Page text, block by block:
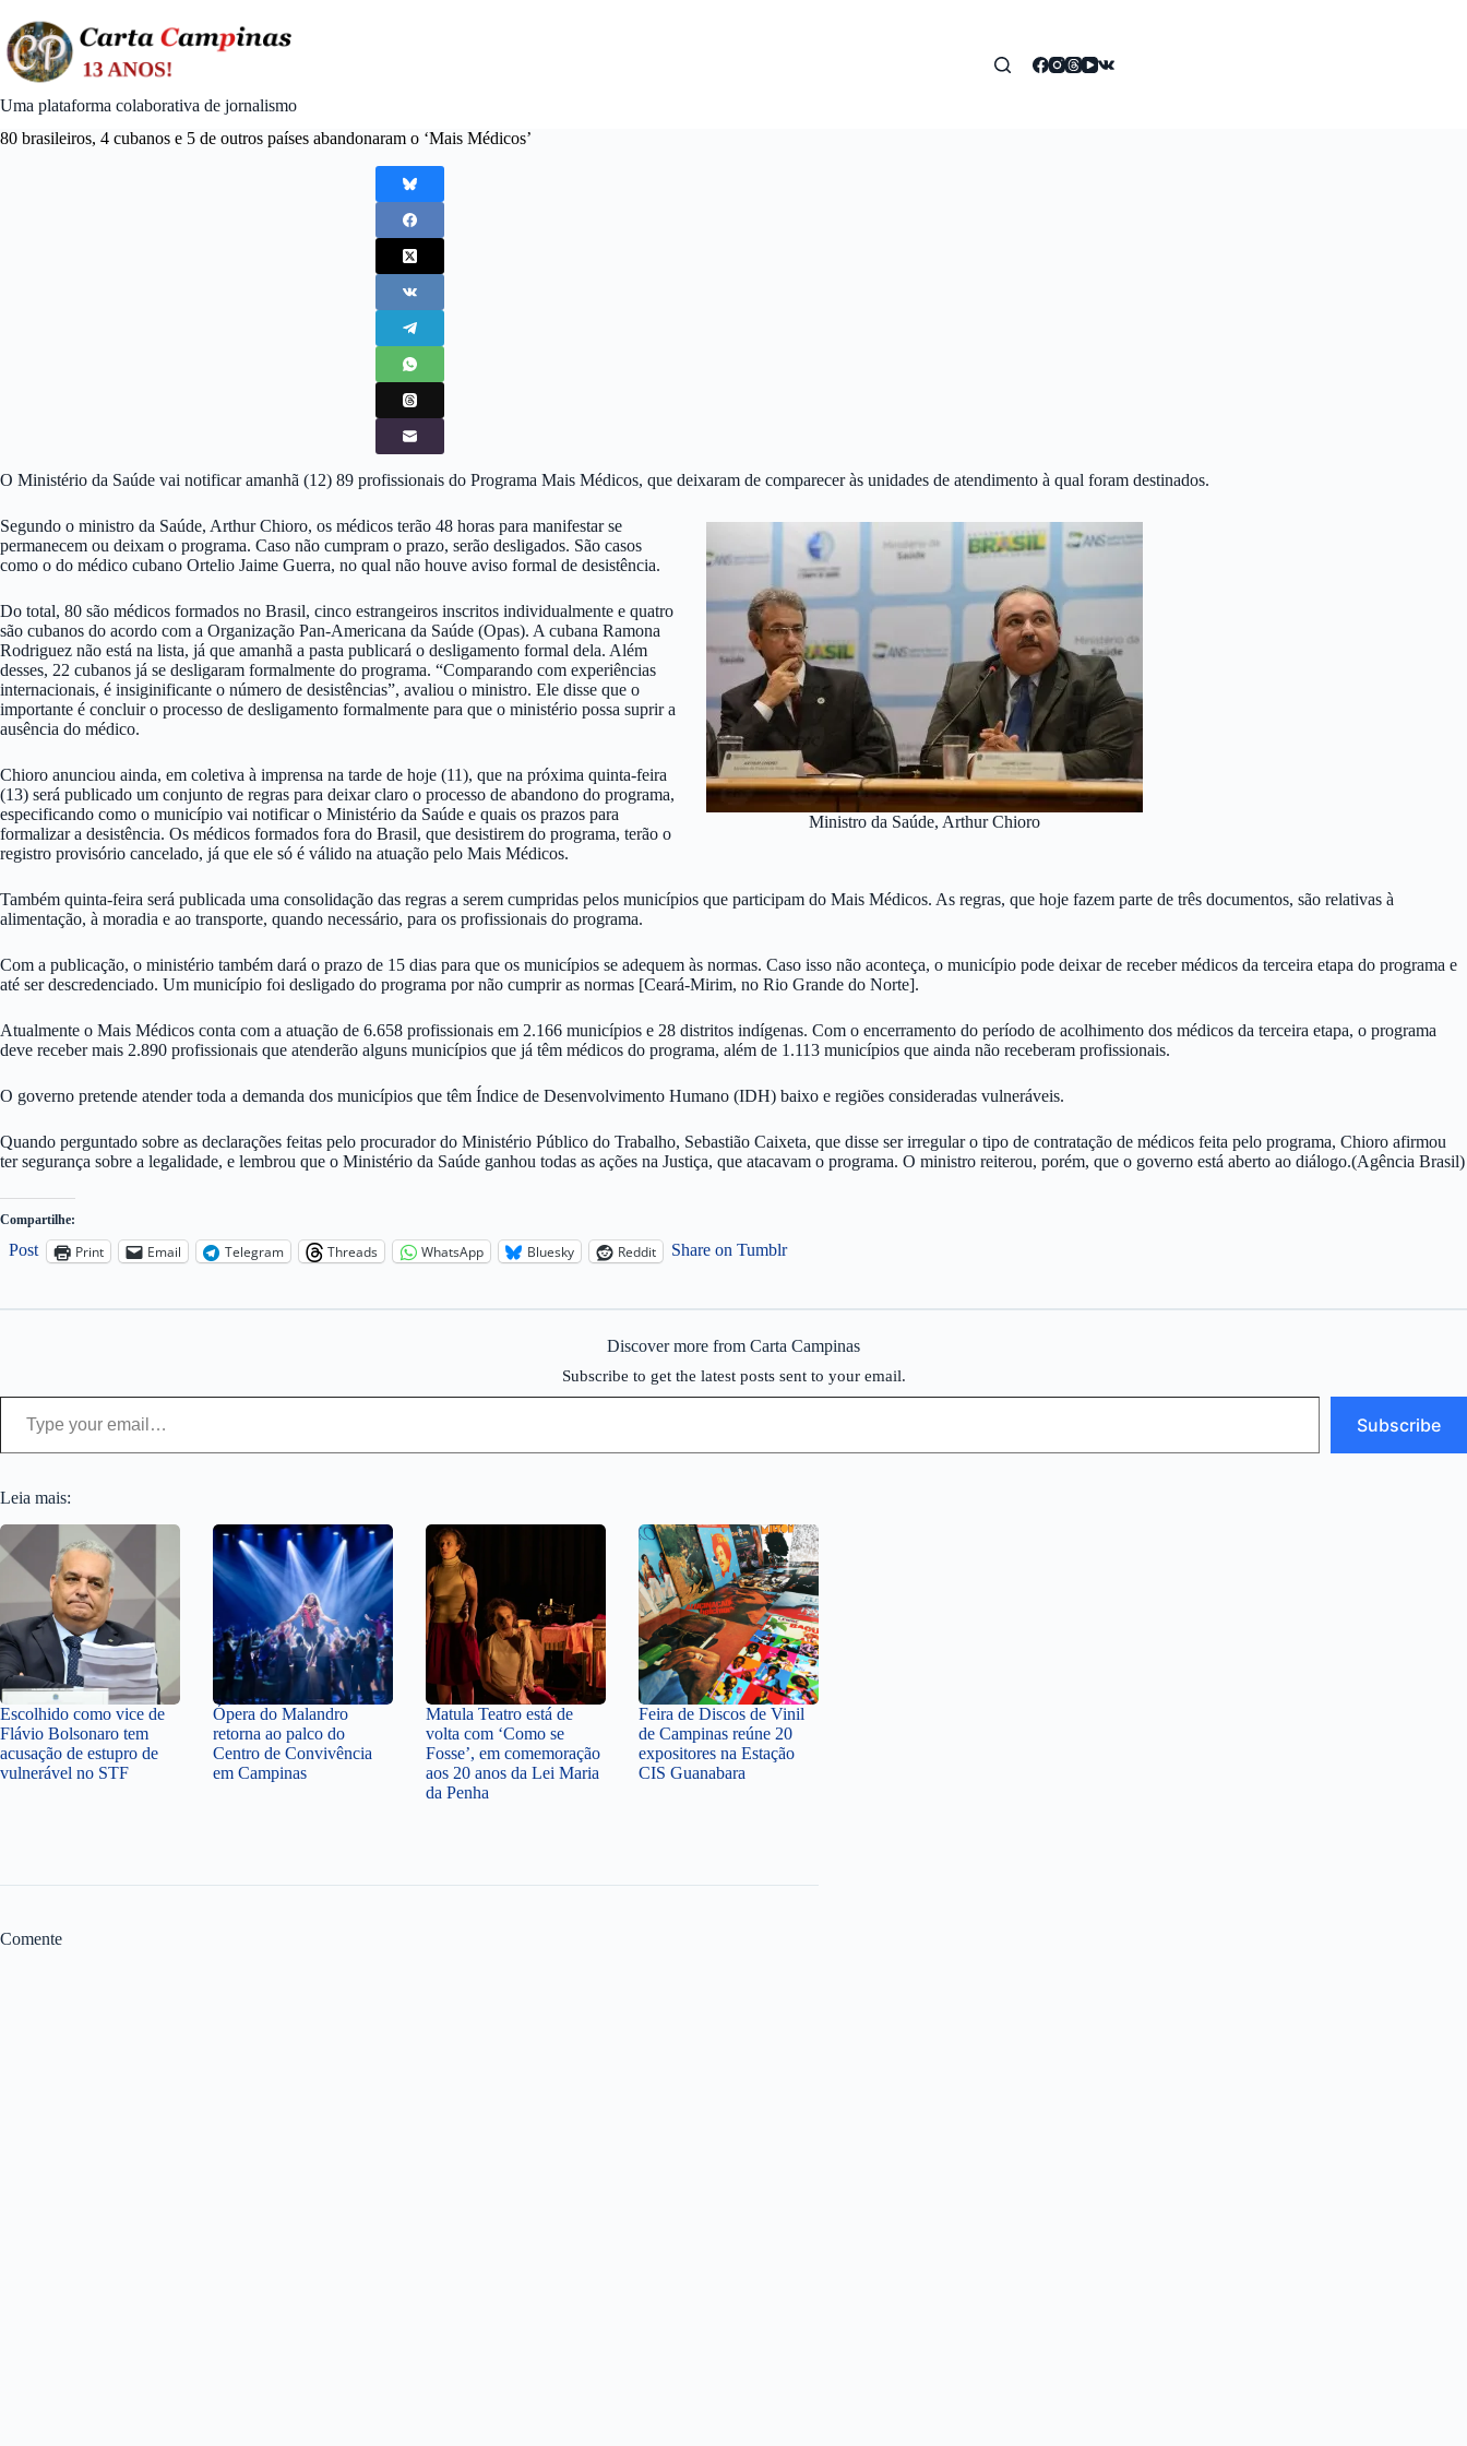
content
Uma plataforma colaborativa de jornalismo
80 brasileiros, 4 cubanos e 5 de outros países abandonaram o ‘Mais Médicos’
O Ministério da Saúde vai notificar amanhã (12) 89 profissionais do Programa Mais Médicos, que deixaram de comparecer às unidades de atendimento à qual foram destinados.
Ministro da Saúde, Arthur Chioro
Segundo o ministro da Saúde, Arthur Chioro, os médicos terão 48 horas para manifestar se
permanecem ou deixam o programa. Caso não cumpram o prazo, serão desligados. São casos
como o do médico cubano Ortelio Jaime Guerra, no qual não houve aviso formal de desistência.
Do total, 80 são médicos formados no Brasil, cinco estrangeiros inscritos individualmente e quatro
são cubanos do acordo com a Organização Pan-Americana da Saúde (Opas). A cubana Ramona
Rodriguez não está na lista, já que amanhã a pasta publicará o desligamento formal dela. Além
desses, 22 cubanos já se desligaram formalmente do programa. “Comparando com experiências
internacionais, é insiginificante o número de desistências”, avaliou o ministro. Ele disse que o
importante é concluir o processo de desligamento formalmente para que o ministério possa suprir a
ausência do médico.
Chioro anunciou ainda, em coletiva à imprensa na tarde de hoje (11), que na próxima quinta-feira
(13) será publicado um conjunto de regras para deixar claro o processo de abandono do programa,
especificando como o município vai notificar o Ministério da Saúde e quais os prazos para
formalizar a desistência. Os médicos formados fora do Brasil, que desistirem do programa, terão o
registro provisório cancelado, já que ele só é válido na atuação pelo Mais Médicos.
Também quinta-feira será publicada uma consolidação das regras a serem cumpridas pelos municípios que participam do Mais Médicos. As regras, que hoje fazem parte de três documentos, são relativas à
alimentação, à moradia e ao transporte, quando necessário, para os profissionais do programa.
Com a publicação, o ministério também dará o prazo de 15 dias para que os municípios se adequem às normas. Caso isso não aconteça, o município pode deixar de receber médicos da terceira etapa do programa e
até ser descredenciado. Um município foi desligado do programa por não cumprir as normas [Ceará-Mirim, no Rio Grande do Norte].
Atualmente o Mais Médicos conta com a atuação de 6.658 profissionais em 2.166 municípios e 28 distritos indígenas. Com o encerramento do período de acolhimento dos médicos da terceira etapa, o programa
deve receber mais 2.890 profissionais que atenderão alguns municípios que já têm médicos do programa, além de 1.113 municípios que ainda não receberam profissionais.
O governo pretende atender toda a demanda dos municípios que têm Índice de Desenvolvimento Humano (IDH) baixo e regiões consideradas vulneráveis.
Quando perguntado sobre as declarações feitas pelo procurador do Ministério Público do Trabalho, Sebastião Caixeta, que disse ser irregular o tipo de contratação de médicos feita pelo programa, Chioro afirmou
ter segurança sobre a legalidade, e lembrou que o Ministério da Saúde ganhou todas as ações na Justiça, que atacavam o programa. O ministro reiterou, porém, que o governo está aberto ao diálogo.(Agência Brasil)
Compartilhe:
Post Print Email Telegram Threads WhatsApp Bluesky Reddit Share on Tumblr
Discover more from Carta Campinas
Subscribe to get the latest posts sent to your email.
Type your email…
Subscribe
Leia mais:
Escolhido como vice de
Flávio Bolsonaro tem
acusação de estupro de
vulnerável no STF
Ópera do Malandro
retorna ao palco do
Centro de Convivência
em Campinas
Matula Teatro está de
volta com ‘Como se
Fosse’, em comemoração
aos 20 anos da Lei Maria
da Penha
Feira de Discos de Vinil
de Campinas reúne 20
expositores na Estação
CIS Guanabara
Comente